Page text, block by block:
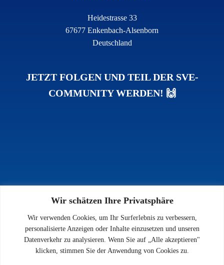
Wir schätzen Ihre Privatsphäre
Wir verwenden Cookies, um Ihr Surferlebnis zu verbessern,
personalisierte Anzeigen oder Inhalte einzusetzen und unseren
Datenverkehr zu analysieren. Wenn Sie auf „Alle akzeptieren"
klicken, stimmen Sie der Anwendung von Cookies zu.
Heidestrasse 33
67677 Enkenbach-Alsenborn
Deutschland
JETZT FOLGEN UND TEIL DER SVE-
COMMUNITY WERDEN! 🙌
INFOS
Impressum
Datenschutz
Kontakt